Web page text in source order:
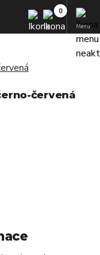
Menu
červená